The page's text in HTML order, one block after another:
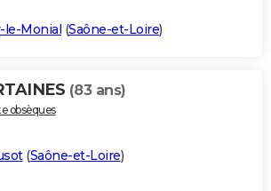
le-Monial (Saône-et-Loire)
(83 ans)
obsèques
(Saône-et-Loire)